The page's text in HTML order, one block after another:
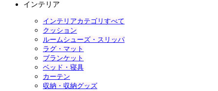
インテリア
インテリアカテゴリすべて
クッション
ルームシューズ・スリッパ
ラグ・マット
ブランケット
ベッド・寝具
カーテン
収納・収納グッズ